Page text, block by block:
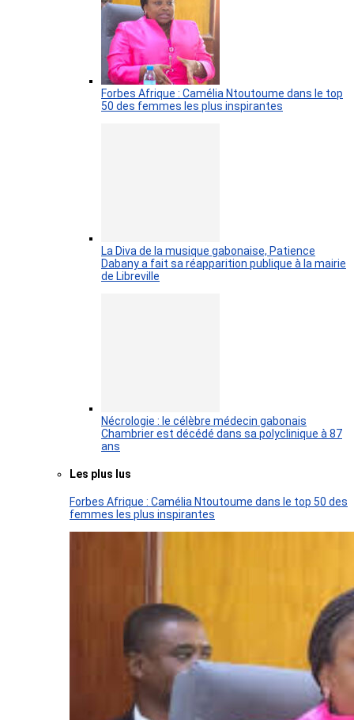
Forbes Afrique : Camélia Ntoutoume dans le top
50 des femmes les plus inspirantes
La Diva de la musique gabonaise, Patience
Dabany a fait sa réapparition publique à la mairie
de Libreville
Nécrologie : le célèbre médecin gabonais
Chambrier est décédé dans sa polyclinique à 87
ans
Les plus lus
Forbes Afrique : Camélia Ntoutoume dans le top 50 des
femmes les plus inspirantes